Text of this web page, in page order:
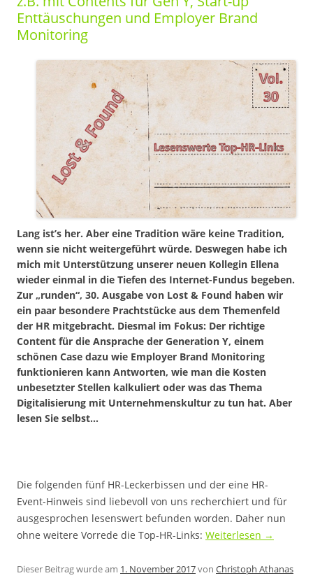
Enttäuschungen und Employer Brand
Monitoring
Lang ist’s her. Aber eine Tradition wäre keine Tradition,
wenn sie nicht weitergeführt würde. Deswegen habe ich
mich mit Unterstützung unserer neuen Kollegin Ellena
wieder einmal in die Tiefen des Internet-Fundus begeben.
Zur „runden“, 30. Ausgabe von Lost & Found haben wir
ein paar besondere Prachtstücke aus dem Themenfeld
der HR mitgebracht. Diesmal im Fokus: Der richtige
Content für die Ansprache der Generation Y, einem
schönen Case dazu wie Employer Brand Monitoring
funktionieren kann Antworten, wie man die Kosten
unbesetzter Stellen kalkuliert oder was das Thema
Digitalisierung mit Unternehmenskultur zu tun hat. Aber
lesen Sie selbst…
Die folgenden fünf HR-Leckerbissen und der eine HR-
Event-Hinweis sind liebevoll von uns recherchiert und für
ausgesprochen lesenswert befunden worden. Daher nun
ohne weitere Vorrede die Top-HR-Links: Weiterlesen →
Dieser Beitrag wurde am 1. November 2017von Christoph Athanas